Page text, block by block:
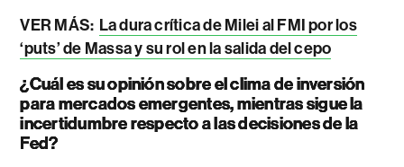
VER MÁS: La dura crítica de Milei al FMI por los
‘puts’ de Massa y su rol en la salida del cepo
¿Cuál es su opinión sobre el clima de inversión
para mercados emergentes, mientras sigue la
incertidumbre respecto a las decisiones de la
Fed?